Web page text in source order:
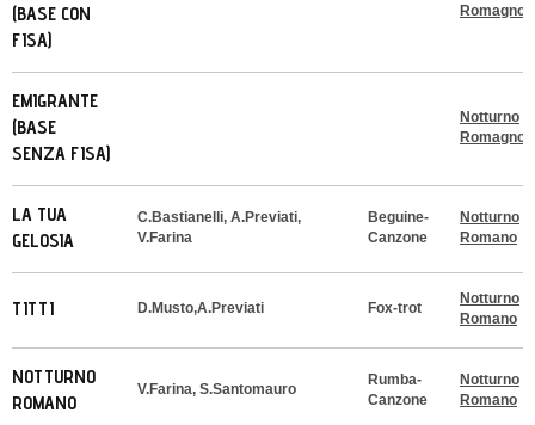
(BASE CON
FISA)
EMIGRANTE
(BASE
SENZA FISA)
Notturno
LA TUA
GELOSIA
C.Bastianelli, A.Previati,
V.Farina
Beguine-
Canzone
Notturno
Romano
TITTI D.Musto,A.Previati Fox-trot
Notturno
Romano
NOTTURNO
ROMANO
V.Farina, S.Santomauro
Rumba-
Canzone
Notturno
Romano